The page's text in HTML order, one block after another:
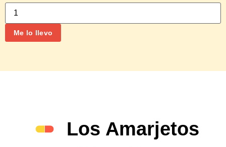
Me lo llevo
Los Amarjetos